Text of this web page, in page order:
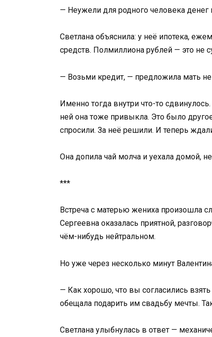
— Неужели для родного человека
Светлана объяснила: у неё ипотека,
средств. Полмиллиона рублей — это не
— Возьми кредит, — предложила мать
Именно тогда внутри что-то
ней она тоже привыкла. Это было
спросили. За неё решили. И теперь
Она допила чай молча и уехала домой,
***
Встреча с матерью жениха произошла
Сергеевна оказалась приятной,
чём-нибудь нейтральном.
Но уже через несколько минут
— Как хорошо, что вы согласились
обещала подарить им свадьбу мечты.
Светлана улыбнулась в ответ —